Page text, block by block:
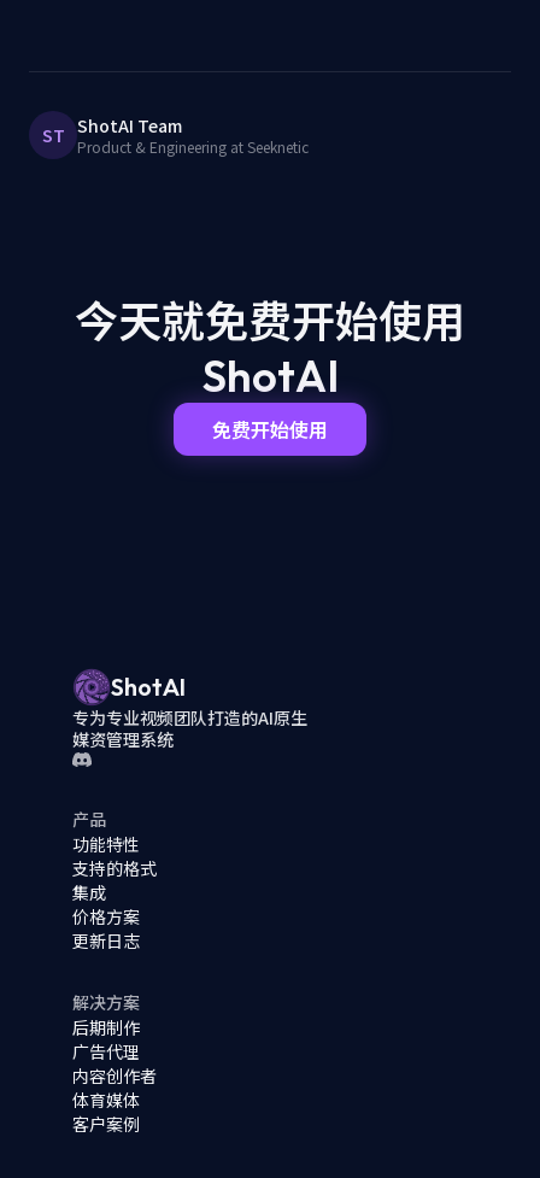
ST ShotAI Team
Product & Engineering at Seeknetic
今天就免费开始使用
ShotAI
免费开始使用
ShotAI
专为专业视频团队打造的AI原生
媒资管理系统
产品
功能特性
支持的格式
集成
价格方案
更新日志
解决方案
后期制作
广告代理
内容创作者
体育媒体
客户案例